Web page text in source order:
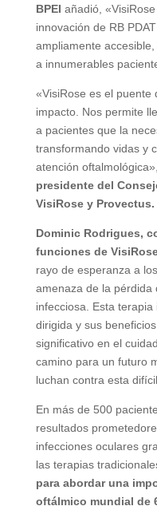
BPEI añadió,
innovación de RB
ampliamente
a innumerables
«VisiRose es el puente
impacto. Nos permite
a pacientes que la
transformando vidas y
atención
presidente del
VisiRose y Provectus.
Dominic Rodrigues,
funciones de
rayo de esperanza a
amenaza de la pérdida
infecciosa. Esta
dirigida y sus
significativo en el
camino para un futuro
luchan contra esta
En más de 500
resultados
infecciones oculares
las terapias
para abordar una
oftálmico mundial de